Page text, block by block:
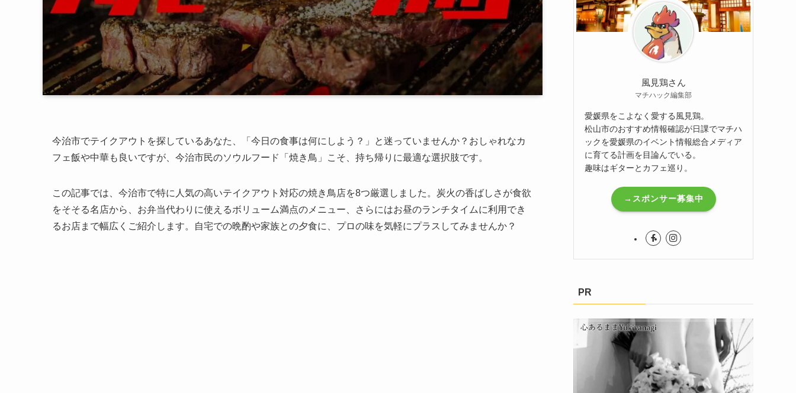
今治市でテイクアウトを探しているあなた、「今日の食事は何にしよう？」と迷っていませんか？おしゃれなカ
フェ飯や中華も良いですが、今治市民のソウルフード「焼き鳥」こそ、持ち帰りに最適な選択肢です。
この記事では、今治市で特に人気の高いテイクアウト対応の焼き鳥店を8つ厳選しました。炭火の香ばしさが食欲
をそそる名店から、お弁当代わりに使えるボリューム満点のメニュー、さらにはお昼のランチタイムに利用でき
るお店まで幅広くご紹介します。自宅での晩酌や家族との夕食に、プロの味を気軽にプラスしてみませんか？
風見鶏さん
マチハック編集部
愛媛県をこよなく愛する風見鶏。
松山市のおすすめ情報確認が日課でマチハ
ックを愛媛県のイベント情報総合メディア
に育てる計画を目論んでいる。
趣味はギターとカフェ巡り。
→スポンサー募集中
PR